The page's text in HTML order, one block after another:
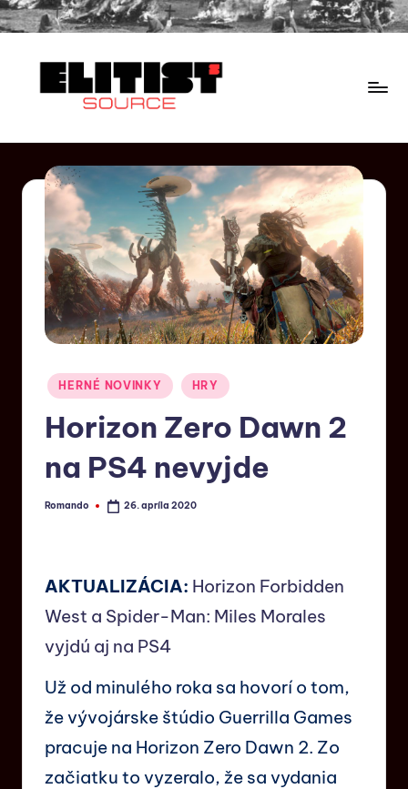
HERNÉ NOVINKY HRY
Horizon Zero Dawn 2
na PS4 nevyjde
Romando 26. apríla 2020
AKTUALIZÁCIA: Horizon Forbidden
West a Spider-Man: Miles Morales
vyjdú aj na PS4
Už od minulého roka sa hovorí o tom,
že vývojárske štúdio Guerrilla Games
pracuje na Horizon Zero Dawn 2. Zo
začiatku to vyzeralo, že sa vydania